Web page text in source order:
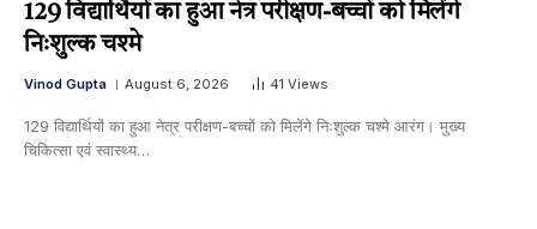
129 विद्यार्थियों का हुआ नेत्र परीक्षण-बच्चों को मिलेंगे
निःशुल्क चश्मे
Vinod Gupta August 6, 2026 41 Views
129 विद्यार्थियों का हुआ नेत्र परीक्षण-बच्चों को मिलेंगे निःशुल्क चश्मे आरंग। मुख्य
चिकित्सा एवं स्वास्थ्य…